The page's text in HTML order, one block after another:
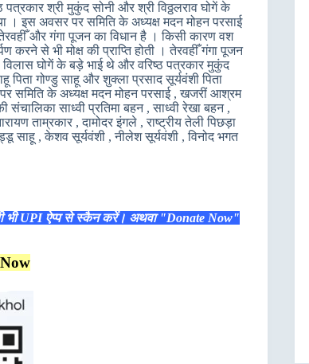
श्री मुकुंद सोनी और श्री विठ्ठलराव घोगें के
। इस अवसर पर समिति के अध्यक्ष मदन मोहन परसाई
और गंगा पूजन का विधान है । किसी कारण वश
करने से भी मोक्ष की प्राप्ति होती । तेरवहीँ गंगा पूजन
विलास घोगें के बड़े भाई थे और वरिष्ठ पत्रकार मुकुंद
गोण्डु साहू और शुक्ला प्रसाद सूर्यवंशी पिता
पर समिति के अध्यक्ष मदन मोहन परसाई , खजरीं आश्रम
साध्वी प्रतिमा बहन , साध्वी रेखा बहन ,
ताम्रकार , दामोदर इंगले , राष्ट्रीय तेली पिछड़ा
साहू , केशव सूर्यवंशी , नीलेश सूर्यवंशी , विनोद भगत
भी UPI ऐप्प से स्कैन करें। अथवा "Donate Now"